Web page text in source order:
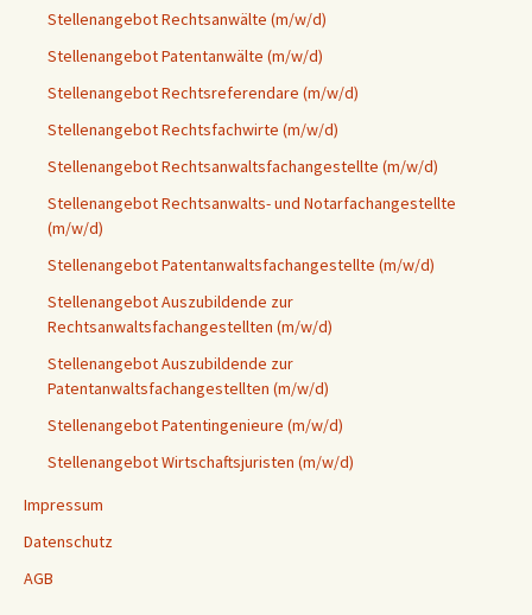
Stellenangebot Rechtsanwälte (m/w/d)
Stellenangebot Patentanwälte (m/w/d)
Stellenangebot Rechtsreferendare (m/w/d)
Stellenangebot Rechtsfachwirte (m/w/d)
Stellenangebot Rechtsanwaltsfachangestellte (m/w/d)
Stellenangebot Rechtsanwalts- und Notarfachangestellte
(m/w/d)
Stellenangebot Patentanwaltsfachangestellte (m/w/d)
Stellenangebot Auszubildende zur
Rechtsanwaltsfachangestellten (m/w/d)
Stellenangebot Auszubildende zur
Patentanwaltsfachangestellten (m/w/d)
Stellenangebot Patentingenieure (m/w/d)
Stellenangebot Wirtschaftsjuristen (m/w/d)
Impressum
Datenschutz
AGB